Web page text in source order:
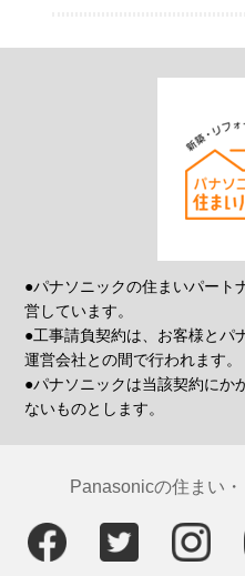
●パナソニックの住まいパート
営しています。
●工事請負契約は、お客様とパ
運営会社との間で行われます。
●パナソニックは当該契約にか
ないものとします。
Panasonicの住まい